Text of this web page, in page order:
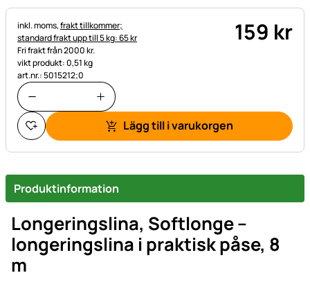
Skatteinformation:
inkl. moms,frakt tillkommer;
standard frakt upp till 5 kg: 65 kr
Fri frakt från 2000 kr.
vikt produkt: 0,51 kg
art.nr.: 5015212;0
159 kr
Lägg till i varukorgen
Produktinformation
Longeringslina, Softlonge –
longeringslina i praktisk påse, 8
m